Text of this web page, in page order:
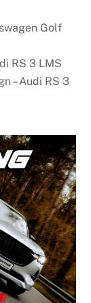
Golf
RS 3 LMS
– Audi RS 3